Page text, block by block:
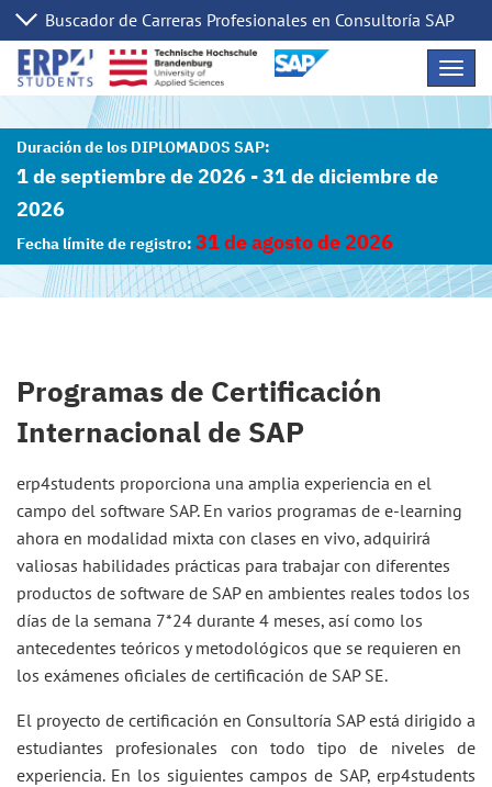
Skip
Links
1 de septiembre de 2026 - 31 de diciembre de
2026
31 de agosto de 2026
Programas de Certificación
Internacional de SAP
erp4students proporciona una amplia experiencia en el
campo del software SAP. En varios programas de e-learning
ahora en modalidad mixta con clases en vivo, adquirirá
valiosas habilidades prácticas para trabajar con diferentes
productos de software de SAP en ambientes reales todos los
días de la semana 7*24 durante 4 meses, así como los
antecedentes teóricos y metodológicos que se requieren en
los exámenes oficiales de certificación de SAP SE.
El proyecto de certificación en Consultoría SAP está dirigido a
estudiantes profesionales con todo tipo de niveles de
experiencia. En los siguientes campos de SAP, erp4students